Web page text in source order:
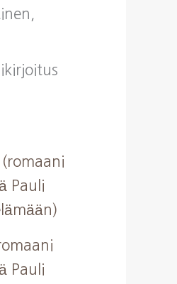
Pauli